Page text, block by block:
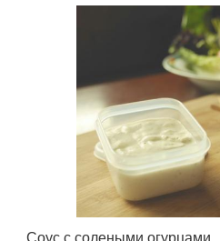
Соус с солеными огурцами